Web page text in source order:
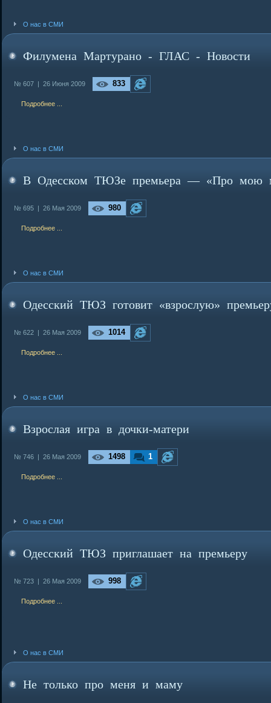
О нас в СМИ
Филумена Мартурано - ГЛАС - Новости
№ 607 | 26 Июня 2009 833
Подробнее ...
О нас в СМИ
В Одесском ТЮЗе премьера — «Про мою
№ 695 | 26 Мая 2009 980
Подробнее ...
О нас в СМИ
Одесский ТЮЗ готовит «взрослую»
№ 622 | 26 Мая 2009 1014
Подробнее ...
О нас в СМИ
Взрослая игра в дочки-матери
№ 746 | 26 Мая 2009 1498 1
Подробнее ...
О нас в СМИ
Одесский ТЮЗ приглашает на премьеру
№ 723 | 26 Мая 2009 998
Подробнее ...
О нас в СМИ
Не только про меня и маму